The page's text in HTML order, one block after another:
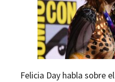
Felicia Day habla sobre